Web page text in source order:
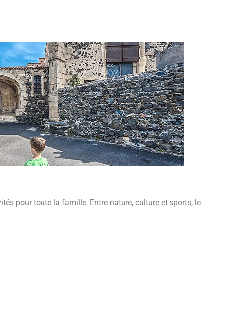
pour toute la famille. Entre nature, culture et sports, le